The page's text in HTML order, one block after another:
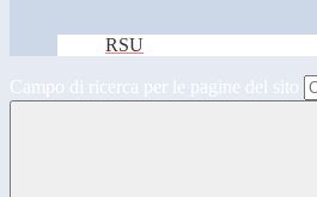
RSU
Campo di ricerca per le pagine del sito